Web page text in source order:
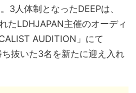
3人体制となったDEEPは、
たLDHJAPAN主催のオーディ
AUDITION」にて
抜いた3名を新たに迎え入れ